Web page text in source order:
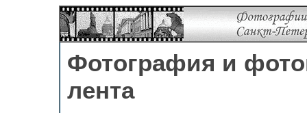
Фотография и
лента